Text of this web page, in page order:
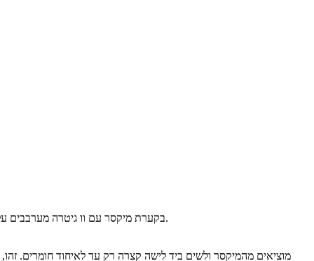
בקערת מיקסר עם וו גיטרה מערבבים על מהירות נמוכה (זה מאוד חשוב!) את החמאה, אבקת הסוכר והסוכר עד שמתקבל מרקם קרמי.